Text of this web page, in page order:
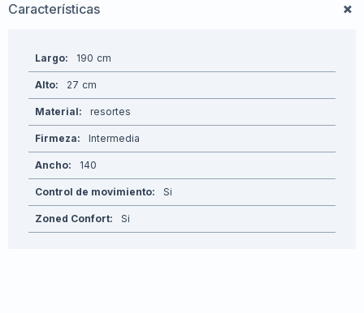
Características
Largo 190
Alto 27
Material resortes
Firmeza Intermedia
Ancho 140
Control de movimiento Si
Zoned Confort Si